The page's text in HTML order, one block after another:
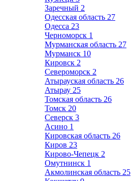
Заречный 2
Одесская область 27
Одесса 23
Черноморск 1
Мурманская область 27
Мурманск 10
Кировск 2
Североморск 2
Атырауская область 26
Атырау 25
Томская область 26
Томск 20
Северск 3
Асино 1
Кировская область 26
Киров 23
Кирово-Чепецк 2
Омутнинск 1
Акмолинская область 25